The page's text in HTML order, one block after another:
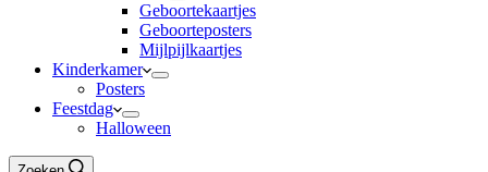
Geboortekaartjes
Geboorteposters
Mijlpijlkaartjes
Kinderkamer
Posters
Feestdag
Halloween